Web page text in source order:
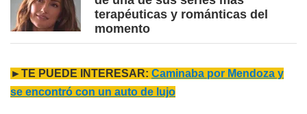
terapéuticas y románticas del
momento
►TE PUEDE INTERESAR: Caminaba por Mendoza y
se encontró con un auto de lujo